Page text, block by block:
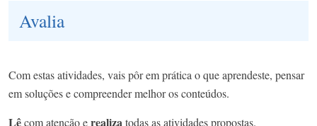
Avalia
Com estas atividades, vais pôr em prática o que aprendeste, pensar
em soluções e compreender melhor os conteúdos.
Lêcom atenção erealizatodas as atividades propostas.